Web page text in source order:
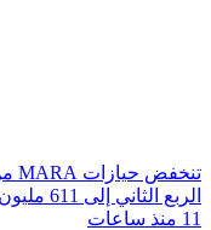
الربع الثاني إلى 611 مليون دولار
11 منذ ساعات